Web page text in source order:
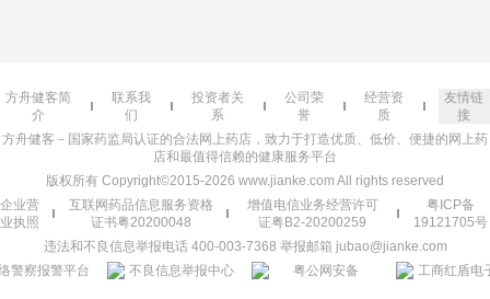
方舟健客简
介
联系我
们
投资者关
系
公司荣
誉
经营资
质
友情链
接
方舟健客－国家药监局认证的合法网上药店，致力于打造优质、低价、便捷的网上药
店和最值得信赖的健康服务平台
版权所有 Copyright©2015-2026 www.jianke.com All rights reserved
企业营
业执照
互联网药品信息服务资格
证书粤20200048
增值电信业务经营许可
证粤B2-20200259
粤ICP备
19121705号
违法和不良信息举报电话 400-003-7368 举报邮箱 jubao@jianke.com